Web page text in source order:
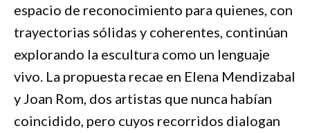
espacio de reconocimiento para quienes, con
trayectorias sólidas y coherentes, continúan
explorando la escultura como un lenguaje
vivo. La propuesta recae en Elena Mendizabal
y Joan Rom, dos artistas que nunca habían
coincidido, pero cuyos recorridos dialogan